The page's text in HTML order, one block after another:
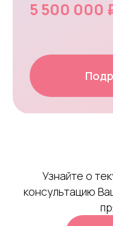
Узнайте о
консультацию
© 2011-2026
публичной офертой.
Материалы сайта
18 лет (18+)